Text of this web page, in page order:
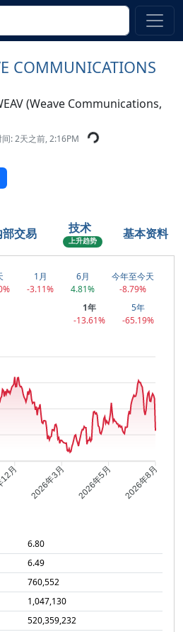
COMMUNICATIONS
(Weave Communications,
: 2天之前, 2:16PM
部交易 技术
上升趋势 基本资料
1月
-3.11%
6月
4.81%
今年至今天
-8.79%
1年
-13.61%
5年
-65.19%
月 2026年3月 2026年5月 2026年8月
6.80
6.49
760,552
1,047,130
520,359,232